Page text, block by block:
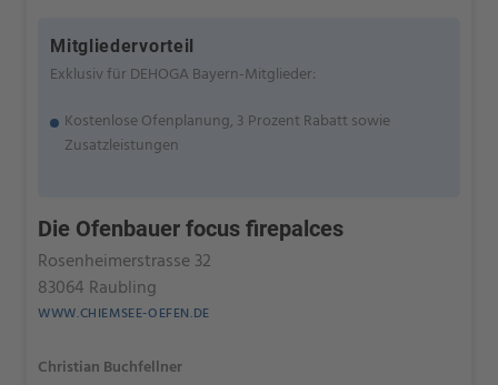
Mitgliedervorteil
Exklusiv für DEHOGA Bayern-Mitglieder:
Kostenlose Ofenplanung, 3 Prozent Rabatt sowie
Zusatzleistungen
Die Ofenbauer focus firepalces
Rosenheimerstrasse 32
83064 Raubling
WWW.CHIEMSEE-OEFEN.DE
Christian Buchfellner